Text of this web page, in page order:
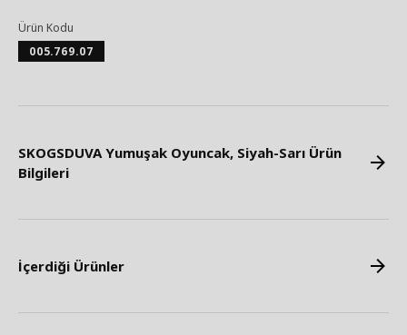
Ürün Kodu
005.769.07
SKOGSDUVA Yumuşak Oyuncak, Siyah-Sarı Ürün
Bilgileri
İçerdiği Ürünler